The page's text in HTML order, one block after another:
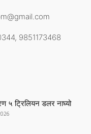
9851173468
५ ट्रिलियन डलर नाघ्यो